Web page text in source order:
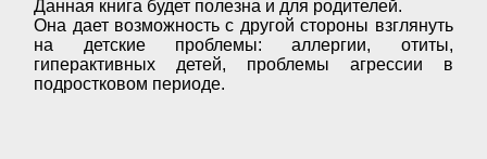
Данная книга будет полезна и для родителей.
Она дает возможность с другой стороны взглянуть
на детские проблемы: аллергии, отиты,
гиперактивных детей, проблемы агрессии в
подростковом периоде.